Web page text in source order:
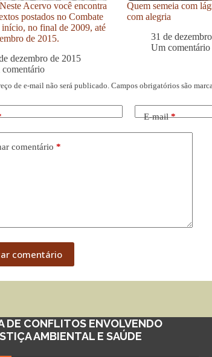
Acervo você encontra
postados no Combate
início, no final de 2009, até
de 2015.
dezembro de 2015
Quem semeia com
com alegria
31 de
Um comentário
de e-mail não será publicado. Campos obrigatórios são
E-mail*
comentário *
comentário
DE CONFLITOS ENVOLVENDO
AMBIENTAL E SAÚDE